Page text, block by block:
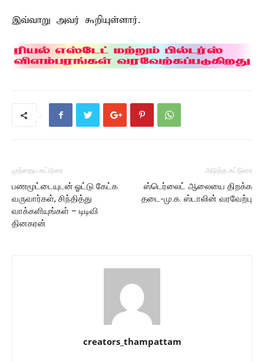
இவ்வாறு அவர் கூறியுள்ளார்.
முந்தைய கட்டுரை
பணமூட்டையுடன் ஓட்டு கேட்க
வருவார்கள், சிந்தித்து
வாக்களியுங்கள் – டிடிவி
தினகரன்
அடுத்த கட்டுரை
ஸ்டெர்லைட் ஆலையை திறக்க
தடை-மு.க. ஸ்டாலின் வரவேற்பு
creators_thampattam